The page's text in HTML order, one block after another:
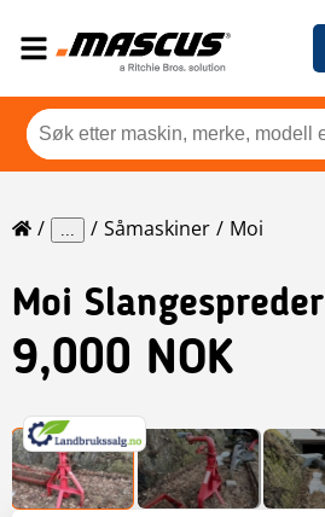
... Såmaskiner Moi
Moi Slangespreder
9,000 NOK